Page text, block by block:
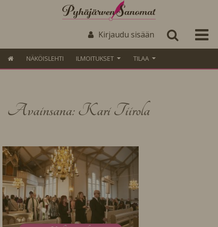
Kirjaudu sisään
NÄKÖISLEHTI ILMOITUKSET TILAA
Avainsana: Kari Tiirola